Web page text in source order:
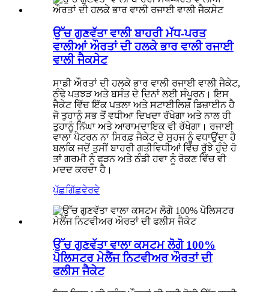
ਉੱਚ ਗੁਣਵੱਤਾ ਵਾਲੀ ਬਾਹਰੀ ਮੱਧ-ਪਰਤ
ਵਾਲੀਆਂ ਔਰਤਾਂ ਦੀ ਹਲਕੇ ਭਾਰ ਵਾਲੀ ਰਜਾਈ
ਵਾਲੀ ਜੈਕਸੇਟ
ਸਾਡੀ ਔਰਤਾਂ ਦੀ ਹਲਕੇ ਭਾਰ ਵਾਲੀ ਰਜਾਈ ਵਾਲੀ ਜੈਕੇਟ,
ਠੰਢੇ ਪਤਝੜ ਅਤੇ ਬਸੰਤ ਦੇ ਦਿਨਾਂ ਲਈ ਸੰਪੂਰਨ। ਇਸ
ਜੈਕੇਟ ਵਿੱਚ ਇੱਕ ਪਤਲਾ ਅਤੇ ਸਟਾਈਲਿਸ਼ ਡਿਜ਼ਾਈਨ ਹੈ
ਜੋ ਤੁਹਾਨੂੰ ਸਭ ਤੋਂ ਵਧੀਆ ਦਿਖਦਾ ਰੱਖੇਗਾ ਅਤੇ ਨਾਲ ਹੀ
ਤੁਹਾਨੂੰ ਨਿੱਘਾ ਅਤੇ ਆਰਾਮਦਾਇਕ ਵੀ ਰੱਖੇਗਾ। ਰਜਾਈ
ਵਾਲਾ ਪੈਟਰਨ ਨਾ ਸਿਰਫ਼ ਜੈਕੇਟ ਦੇ ਸੁਹਜ ਨੂੰ ਵਧਾਉਂਦਾ ਹੈ
ਬਲਕਿ ਜਦੋਂ ਤੁਸੀਂ ਬਾਹਰੀ ਗਤੀਵਿਧੀਆਂ ਵਿੱਚ ਰੁੱਝੇ ਹੁੰਦੇ ਹੋ
ਤਾਂ ਗਰਮੀ ਨੂੰ ਫੜਨ ਅਤੇ ਠੰਡੀ ਹਵਾ ਨੂੰ ਰੋਕਣ ਵਿੱਚ ਵੀ
ਮਦਦ ਕਰਦਾ ਹੈ।
ਪੁੱਛਗਿੱਛਵੇਰਵੇ
ਉੱਚ ਗੁਣਵੱਤਾ ਵਾਲਾ ਕਸਟਮ ਲੋਗੋ 100%
ਪੋਲਿਸਟਰ ਮੇਲੈਂਜ ਨਿਟਵੀਅਰ ਔਰਤਾਂ ਦੀ
ਫਲੀਸ ਜੈਕੇਟ